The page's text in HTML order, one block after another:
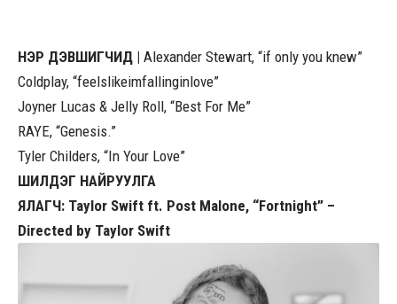
НЭР ДЭВШИГЧИД | Alexander Stewart, “if only you knew”
Coldplay, “feelslikeimfallinginlove”
Joyner Lucas & Jelly Roll, “Best For Me”
RAYE, “Genesis.”
Tyler Childers, “In Your Love”
ШИЛДЭГ НАЙРУУЛГА
ЯЛАГЧ: Taylor Swift ft. Post Malone, “Fortnight” –
Directed by Taylor Swift